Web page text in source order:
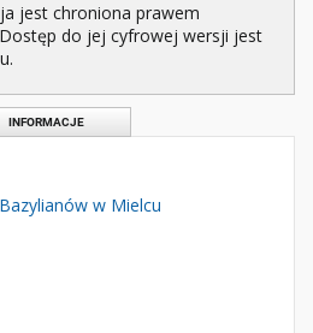
jest chroniona prawem
do jej cyfrowej wersji jest
INFORMACJE
w Mielcu